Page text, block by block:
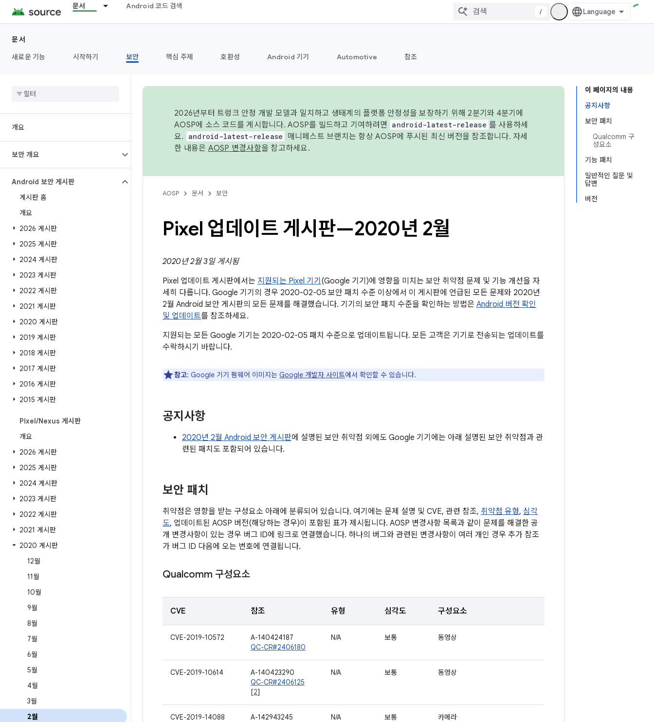
문서 Android 코드 검색
/
문서
새로운 기능
시작하기 보안 핵심 주제 호환성 Android 기기 Automotive 참조
개요
보안 개요
Android 보안 게시판
게시판 홈
개요
2026 게시판
2025 게시판
2024 게시판
2023 게시판
2022 게시판
2021 게시판
2020 게시판
2019 게시판
2018 게시판
2017 게시판
2016 게시판
2015 게시판
Pixel/Nexus 게시판
개요
2026 게시판
2025 게시판
2024 게시판
2023 게시판
2022 게시판
2021 게시판
2020 게시판
12월
11월
10월
9월
8월
7월
6월
5월
4월
3월
2월
이 페이지의 내용
공지사항
보안 패치
Qualcomm 구
성요소
기능 패치
일반적인 질문 및
답변
버전
2026년부터 트렁크 안정 개발 모델과 일치하고 생태계의 플랫폼 안정성을 보장하기 위해 2분기와 4분기에
AOSP에 소스 코드를 게시합니다. AOSP를 빌드하고 기여하려면
android-latest-release 를 사용하세
요.
android-latest-release
매니페스트 브랜치는 항상 AOSP에 푸시된 최신 버전을 참조합니다. 자세
한 내용은 AOSP 변경사항을 참고하세요.
AOSP 문서 보안
Pixel 업데이트 게시판—2020년 2월
2020년 2월 3일 게시됨
Pixel 업데이트 게시판에서는 지원되는 Pixel 기기 (Google 기기)에 영향을 미치는 보안 취약점 문제 및 기능 개선을 자
세히 다룹니다. Google 기기의 경우 2020-02-05 보안 패치 수준 이상에서 이 게시판에 언급된 모든 문제와 2020년
2월 Android 보안 게시판의 모든 문제를 해결했습니다. 기기의 보안 패치 수준을 확인하는 방법은 Android 버전 확인
및 업데이트를 참조하세요.
지원되는 모든 Google 기기는 2020-02-05 패치 수준으로 업데이트됩니다. 모든 고객은 기기로 전송되는 업데이트를
수락하시기 바랍니다.
참고: Google 기기 펌웨어 이미지는 Google 개발자 사이트에서 확인할 수 있습니다.
공지사항
2020년 2월 Android 보안 게시판에 설명된 보안 취약점 외에도 Google 기기에는 아래 설명된 보안 취약점과 관
련된 패치도 포함되어 있습니다.
보안 패치
취약점은 영향을 받는 구성요소 아래에 분류되어 있습니다. 여기에는 문제 설명 및 CVE, 관련 참조, 취약점 유형, 심각
도, 업데이트된 AOSP 버전(해당하는 경우)이 포함된 표가 제시됩니다. AOSP 변경사항 목록과 같이 문제를 해결한 공
개 변경사항이 있는 경우 버그 ID에 링크로 연결했습니다. 하나의 버그와 관련된 변경사항이 여러 개인 경우 추가 참조
가 버그 ID 다음에 오는 번호에 연결됩니다.
Qualcomm 구성요소
CVE 참조 유형 심각도 구성요소
CVE-2019-10572
A-140424187
QC-CR#2406180
N/A 보통 동영상
CVE-2019-10614
A-140423290
QC-CR#2406125
[2]
N/A 보통 동영상
CVE-2019-14088
A-142943245
N/A 보통 카메라